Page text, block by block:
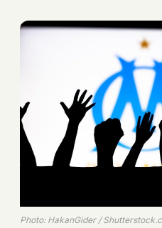
Photo: HakanGider /